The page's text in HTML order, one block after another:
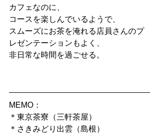
カフェなのに、
コースを楽しんでいるようで、
スムーズにお茶を淹れる店員さんのプ
レゼンテーションもよく、
非日常な時間を過ごせる。
MEMO：
＊東京茶寮（三軒茶屋）
＊さきみどり出雲（島根）